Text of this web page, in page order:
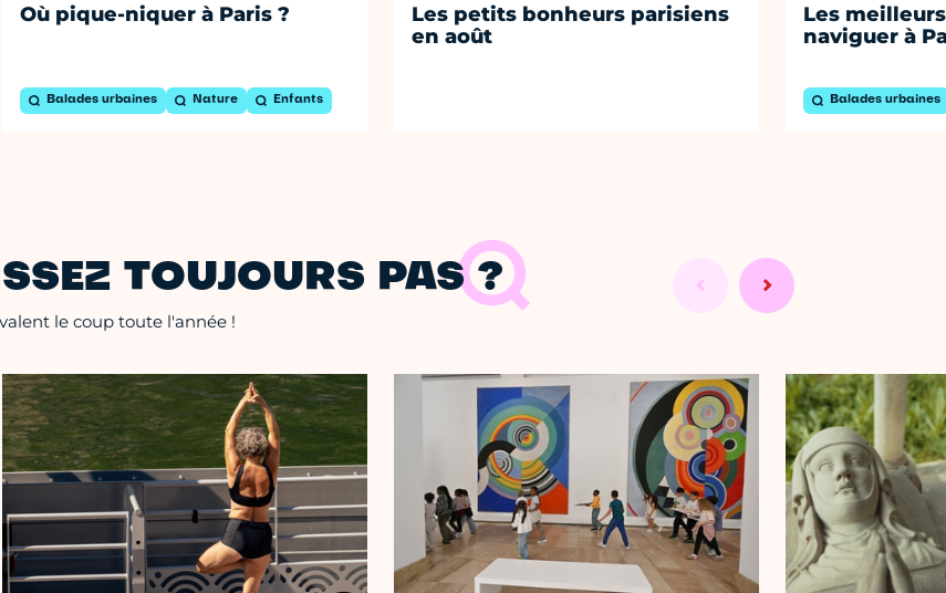
Où pique-niquer à Paris ?
Balades urbaines Nature Enfants
Les petits bonheurs parisiens
en août
Les
naviguer à
Balades urbaines
TOUJOURS PAS ?
le coup toute l'année !